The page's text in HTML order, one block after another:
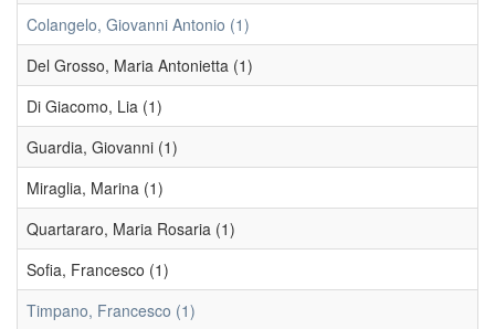
Colangelo, Giovanni Antonio (1)
Del Grosso, Maria Antonietta (1)
Di Giacomo, Lia (1)
Guardia, Giovanni (1)
Miraglia, Marina (1)
Quartararo, Maria Rosaria (1)
Sofia, Francesco (1)
Timpano, Francesco (1)